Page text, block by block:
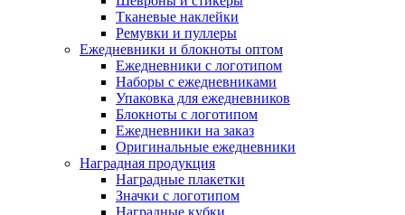
Тканевые наклейки
Ремувки и пуллеры
Ежедневники и блокноты оптом
Ежедневники с логотипом
Наборы с ежедневниками
Упаковка для ежедневников
Блокноты с логотипом
Ежедневники на заказ
Оригинальные ежедневники
Наградная продукция
Наградные плакетки
Значки с логотипом
Наградные кубки